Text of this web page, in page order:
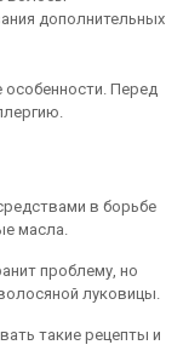
дополнительных
Перед
в борьбе
масла.
проблему, но
луковицы.
такие рецепты и